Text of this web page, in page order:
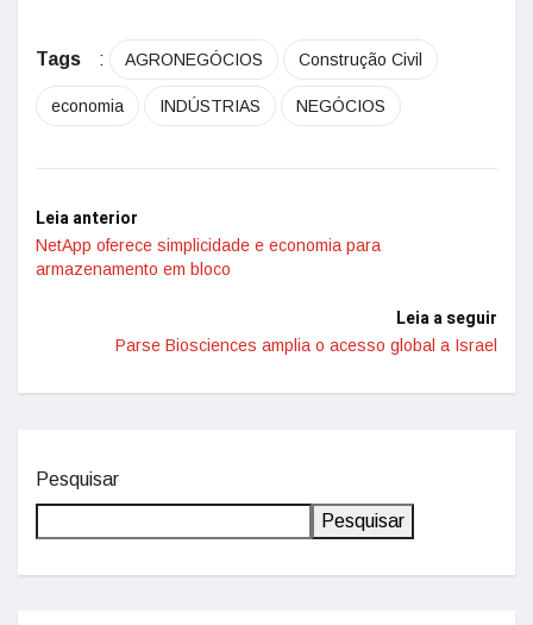
Tags : AGRONEGÓCIOS Construção Civil
economia INDÚSTRIAS NEGÓCIOS
Leia anterior
NetApp oferece simplicidade e economia para
armazenamento em bloco
Leia a seguir
Parse Biosciences amplia o acesso global a Israel
Pesquisar
Pesquisar